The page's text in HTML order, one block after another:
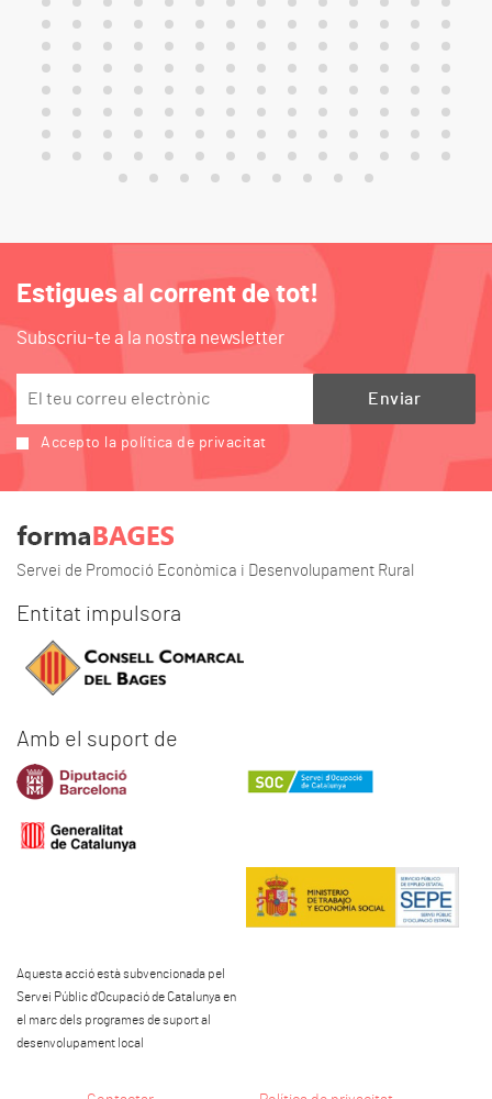
Estigues al corrent de tot!
Subscriu-te a la nostra newsletter
Accepto la política de privacitat
Servei de Promoció Econòmica i Desenvolupament Rural
Entitat impulsora
Amb el suport de
Aquesta acció està subvencionada pel
Servei Públic d'Ocupació de Catalunya en
el marc dels programes de suport al
desenvolupament local